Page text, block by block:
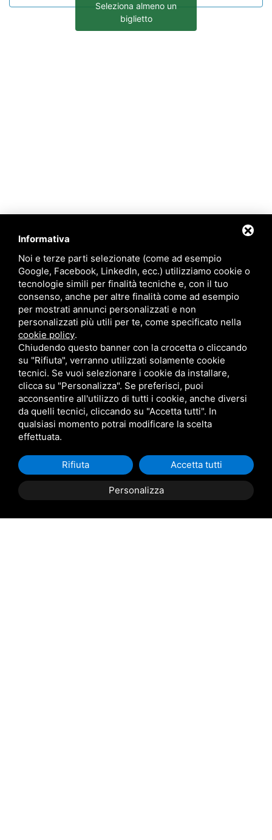
Prenotaora
Po Delta Tourism
Tourism in Po Delta Park Riviera
Consorzio Navi del Delta
Corso G. Mazzini n. 136, 44022 Comacchio (FE)
Iscrizione Registro Imprese di Ferrara n. 194995
Partita IVA 01755700380
Sitemap Privacy Login rivenditori
Tel
+39 0533 81302
Mobile
+39 346 5926555
Ricevuto sostegno dal Fondo europeo agricolo per lo
sviluppo rurale
Informativa
Noi e terze parti selezionate (come ad esempio
Google, Facebook, LinkedIn, ecc.) utilizziamo cookie o
tecnologie simili per finalità tecniche e, con il tuo
consenso, anche per altre finalità come ad esempio
per mostrati annunci personalizzati e non
personalizzati più utili per te, come specificato nella
cookie policy.
Chiudendo questo banner con la crocetta o cliccando
su "Rifiuta", verranno utilizzati solamente cookie
tecnici. Se vuoi selezionare i cookie da installare,
clicca su "Personalizza". Se preferisci, puoi
acconsentire all'utilizzo di tutti i cookie, anche diversi
da quelli tecnici, cliccando su "Accetta tutti". In
qualsiasi momento potrai modificare la scelta
effettuata.
Personalizza
Rifiuta Accetta tutti
Seleziona almeno un
biglietto